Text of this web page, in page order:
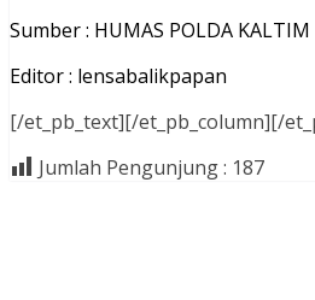
Sumber : HUMAS POLDA KALTIM
Editor : lensabalikpapan
[/et_pb_text][/et_pb_column][/
Jumlah Pengunjung : 187